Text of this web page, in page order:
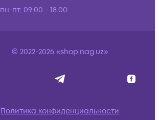
пн-пт, 09:00 - 18:00
© 2022-2026 «shop.nag.uz»
Политика конфиденциальности